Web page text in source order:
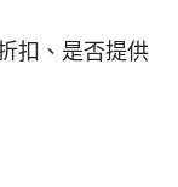
扣、是否提供